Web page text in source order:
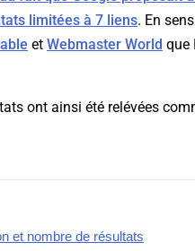
limitées à 7 liens. En
et Webmaster World que
ont ainsi été relévées
et nombre de résultats